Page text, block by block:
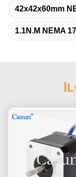
42x42x60mm
1.1N.M NEMA